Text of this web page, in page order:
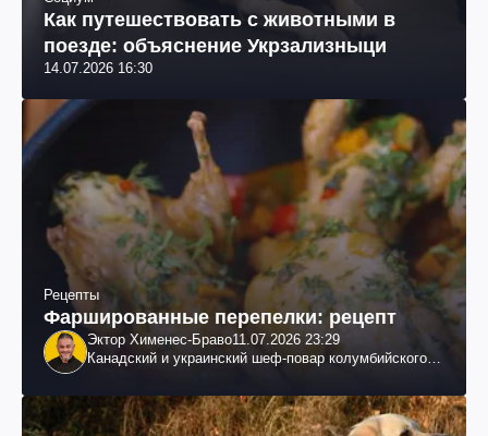
Как путешествовать с животными в
поезде: объяснение Укрзализныци
14.07.2026 16:30
Рецепты
Фаршированные перепелки: рецепт
Эктор Хименес-Браво11.07.2026 23:29
Канадский и украинский шеф-повар колумбийского